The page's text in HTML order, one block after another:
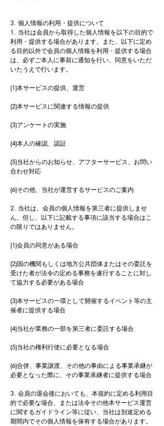
3. 個人情報の利用・提供について
1. 当社は会員から取得した個人情報を以下の目的で
利用・提供する場合があります。また、以下に定め
る目的以外で会員の個人情報を利用・提供する場合
は、必ずご本人に事前に通知を行い、同意をいただ
いたうえで行います。
(1)本サービスの提供、運営
(2)本サービスに関連する情報の提供
(3)アンケートの実施
(4)本人の確認、認証
(5)当社からのお知らせ、アフターサービス、お問い
合わせ対応
(6)その他、当社が運営するサービスのご案内
2. 当社は、会員の個人情報を第三者に提供しませ
ん。但し、以下に記載する事項に該当する場合はこ
の限りではありません。
(1)会員の同意がある場合
(2)国の機関もしくは地方公共団体またはその委託を
受けた者が法令の定める事務を遂行することに対し
て協力する必要がある場合
(3)本サービスの一環として開催するイベント等の主
催者に提供する場合
(4)当社が業務の一部を第三者に委託する場合
(5)当社の権利行使に必要となる場合
(6)合併、事業譲渡、その他の事由による事業承継が
必要となった際に、その事業承継者に提供する場合
3. 会員の退会後においても、本規約に定める利用目
的で必要な場合、または法令その他本サービス運営
に関するガイドライン等に従い、当社は別途定める
期間内でその個人情報を保有する場合があります。